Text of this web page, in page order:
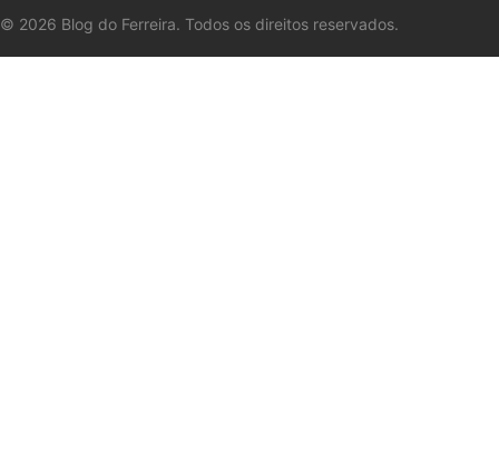
© 2026 Blog do Ferreira. Todos os direitos reservados.